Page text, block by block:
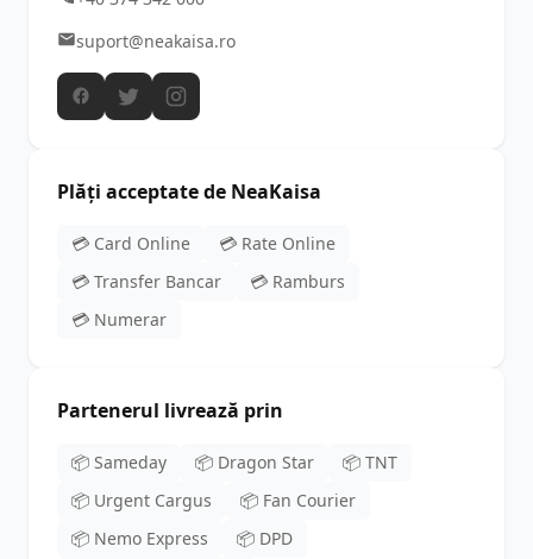
suport@neakaisa.ro
Plăți acceptate de NeaKaisa
💳 Card Online
💳 Rate Online
💳 Transfer Bancar
💳 Ramburs
💳 Numerar
Partenerul livrează prin
📦 Sameday 📦 Dragon Star
📦 TNT
📦 Urgent Cargus
📦 Fan Courier
📦 Nemo Express
📦 DPD